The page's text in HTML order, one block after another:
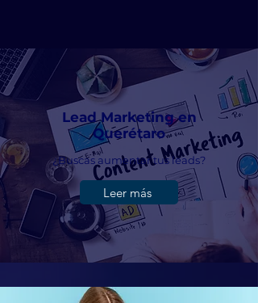
Lead Marketing en
Querétaro
¿Buscas aumentar tus leads?
Leer más